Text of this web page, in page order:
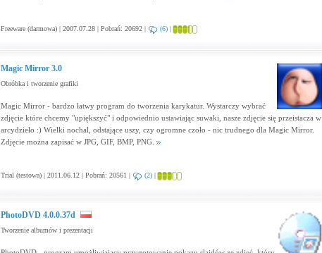
Freeware (darmowa) | 2007.07.28 | Pobrań: 20692 | (6)|
Magic Mirror 3.0
Obróbka i tworzenie grafiki
Magic Mirror - bardzo łatwy program do tworzenia karykatur. Wystarczy wybrać
zdjęcie które chcemy "upiększyć" i odpowiednio ustawiając suwaki, nasze zdjęcie się przeistacza w
arcydzieło :) Wielki nochal, odstające uszy, czy ogromne czoło - nic trudnego dla Magic Mirror.
Zdjęcie można zapisać w JPG, GIF, BMP, PNG.
Trial (testowa) | 2011.06.12 | Pobrań: 20561 | (2)|
PhotoDVD 4.0.0.37d
Tworzenie albumów i prezentacji